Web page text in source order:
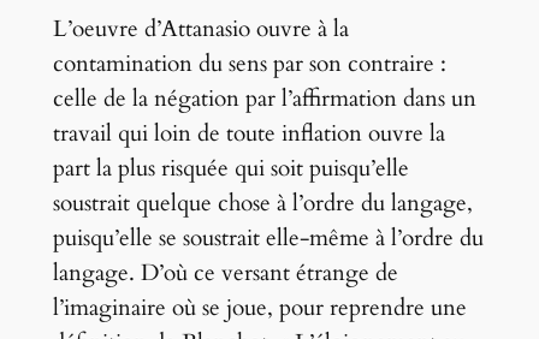
L’oeuvre d’Attanasio ouvre à la
contamination du sens par son contraire :
celle de la négation par l’affirmation dans un
travail qui loin de toute inflation ouvre la
part la plus risquée qui soit puisqu’elle
soustrait quelque chose à l’ordre du langage,
puisqu’elle se soustrait elle-même à l’ordre du
langage. D’où ce versant étrange de
l’imaginaire où se joue, pour reprendre une